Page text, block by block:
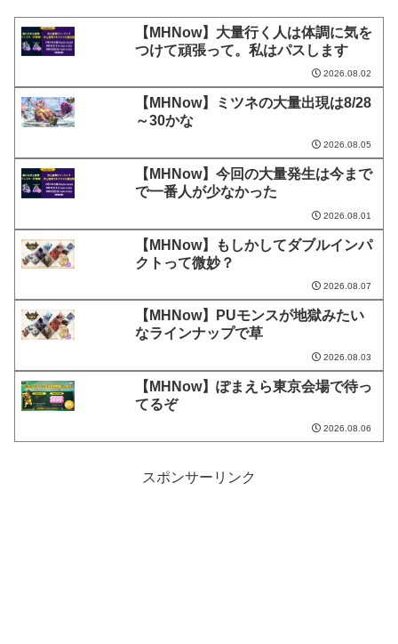
【MHNow】大量行く人は体調に気を
つけて頑張って。私はパスします
2026.08.02
【MHNow】ミツネの大量出現は8/28
～30かな
2026.08.05
【MHNow】今回の大量発生は今まで
で一番人が少なかった
2026.08.01
【MHNow】もしかしてダブルインパ
クトって微妙？
2026.08.07
【MHNow】PUモンスが地獄みたい
なラインナップで草
2026.08.03
【MHNow】ぽまえら東京会場で待っ
てるぞ
2026.08.06
スポンサーリンク